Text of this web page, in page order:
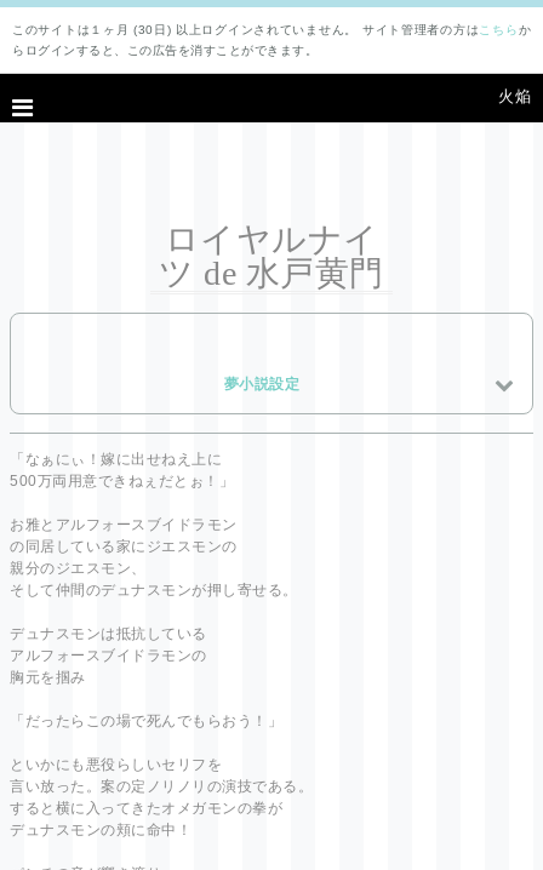
このサイトは１ヶ月 (30日) 以上ログインされていません。 サイト管理者の方は こちらか
らログインすると、この広告を消すことができます。
火焔
ロイヤルナイ
ツ de 水戸黄門
夢小説設定
「なぁにぃ！嫁に出せねえ上に
500万両用意できねぇだとぉ！」
お雅とアルフォースブイドラモン
の同居している家にジエスモンの
親分のジエスモン、
そして仲間のデュナスモンが押し寄せる。
デュナスモンは抵抗している
アルフォースブイドラモンの
胸元を掴み
「だったらこの場で死んでもらおう！」
といかにも悪役らしいセリフを
言い放った。案の定ノリノリの演技である。
すると横に入ってきたオメガモンの拳が
デュナスモンの頬に命中！